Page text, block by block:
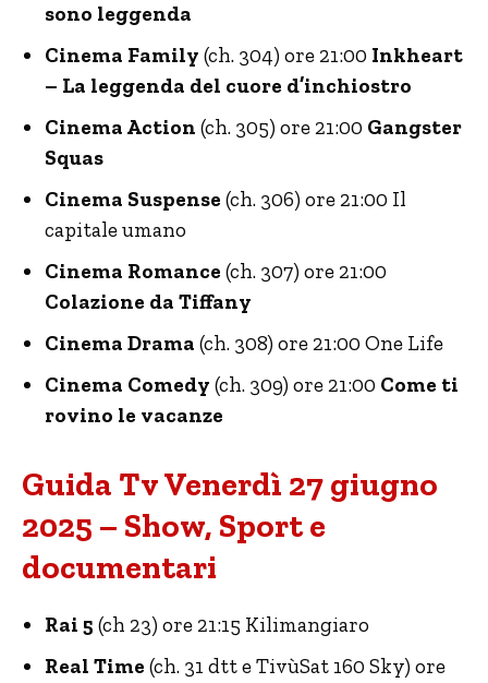
sono leggenda
Cinema Family (ch. 304) ore 21:00 Inkheart
– La leggenda del cuore d’inchiostro
Cinema Action (ch. 305) ore 21:00 Gangster
Squas
Cinema Suspense (ch. 306) ore 21:00 Il
capitale umano
Cinema Romance (ch. 307) ore 21:00
Colazione da Tiffany
Cinema Drama (ch. 308) ore 21:00 One Life
Cinema Comedy (ch. 309) ore 21:00 Come ti
rovino le vacanze
Guida Tv Venerdì 27 giugno
2025 – Show, Sport e
documentari
Rai 5 (ch 23) ore 21:15 Kilimangiaro
Real Time (ch. 31 dtt e TivùSat 160 Sky) ore